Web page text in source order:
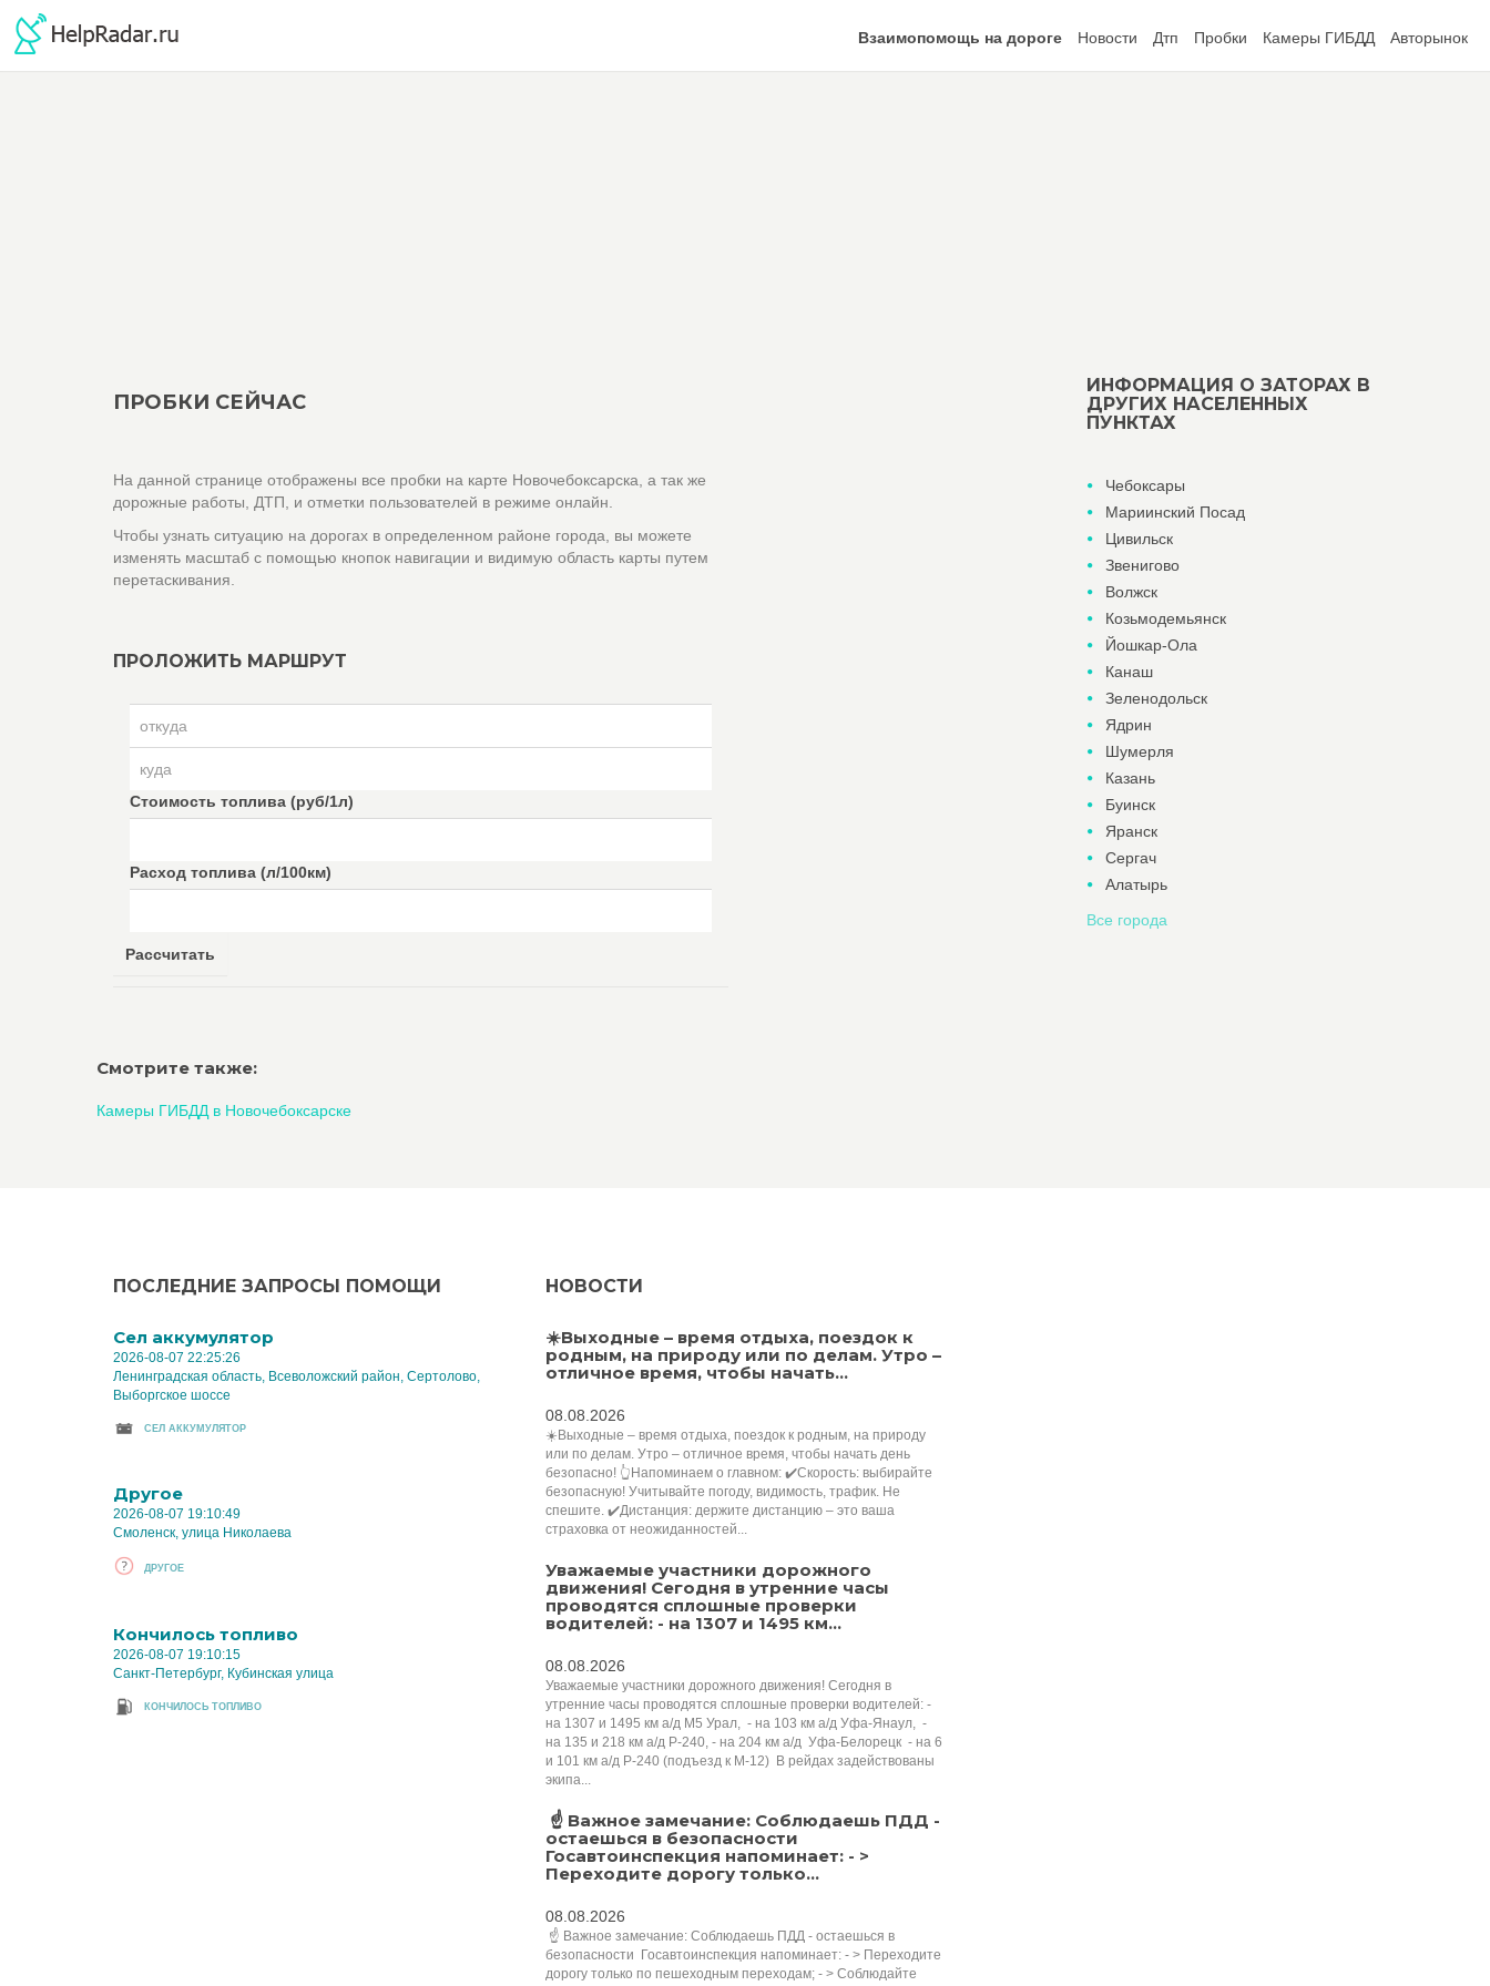
Взаимопомощь на дороге Новости Дтп Пробки Камеры ГИБДД Авторынок
ПРОБКИ СЕЙЧАС
На данной странице отображены все пробки на карте Новочебоксарска, а так же
дорожные работы, ДТП, и отметки пользователей в режиме онлайн.
Чтобы узнать ситуацию на дорогах в определенном районе города, вы можете
изменять масштаб с помощью кнопок навигации и видимую область карты путем
перетаскивания.
ПРОЛОЖИТЬ МАРШРУТ
Стоимость топлива (руб/1л)
Расход топлива (л/100км)
Рассчитать
Смотрите также:
Камеры ГИБДД в Новочебоксарске
ИНФОРМАЦИЯ О ЗАТОРАХ В
ДРУГИХ НАСЕЛЕННЫХ
ПУНКТАХ
Чебоксары
Мариинский Посад
Цивильск
Звенигово
Волжск
Козьмодемьянск
Йошкар-Ола
Канаш
Зеленодольск
Ядрин
Шумерля
Казань
Буинск
Яранск
Сергач
Алатырь
Все города
ПОСЛЕДНИЕ ЗАПРОСЫ ПОМОЩИ
Cел аккумулятор
2026-08-07 22:25:26
Ленинградская область, Всеволожский район, Сертолово,
Выборгское шоссе
CЕЛ АККУМУЛЯТОР
Другое
2026-08-07 19:10:49
Смоленск, улица Николаева
ДРУГОЕ
Кончилось топливо
2026-08-07 19:10:15
Санкт-Петербург, Кубинская улица
КОНЧИЛОСЬ ТОПЛИВО
НОВОСТИ
☀️Выходные – время отдыха, поездок к
родным, на природу или по делам. Утро –
отличное время, чтобы начать...
08.08.2026
☀️Выходные – время отдыха, поездок к родным, на природу
или по делам. Утро – отличное время, чтобы начать день
безопасно! 👆Напоминаем о главном: ✔️Скорость: выбирайте
безопасную! Учитывайте погоду, видимость, трафик. Не
спешите. ✔️Дистанция: держите дистанцию – это ваша
страховка от неожиданностей...
Уважаемые участники дорожного
движения! Сегодня в утренние часы
проводятся сплошные проверки
водителей: - на 1307 и 1495 км...
08.08.2026
Уважаемые участники дорожного движения! Сегодня в
утренние часы проводятся сплошные проверки водителей: -
на 1307 и 1495 км а/д М5 Урал, - на 103 км а/д Уфа-Янаул, -
на 135 и 218 км а/д Р-240, - на 204 км а/д Уфа-Белорецк - на 6
и 101 км а/д Р-240 (подъезд к М-12) В рейдах задействованы
экипа...
️ ☝ Важное замечание: Соблюдаешь ПДД -
остаешься в безопасности ️
Госавтоинспекция напоминает: - >
Переходите дорогу только...
08.08.2026
️ ☝ Важное замечание: Соблюдаешь ПДД - остаешься в
безопасности ️ Госавтоинспекция напоминает: - > Переходите
дорогу только по пешеходным переходам; - > Соблюдайте